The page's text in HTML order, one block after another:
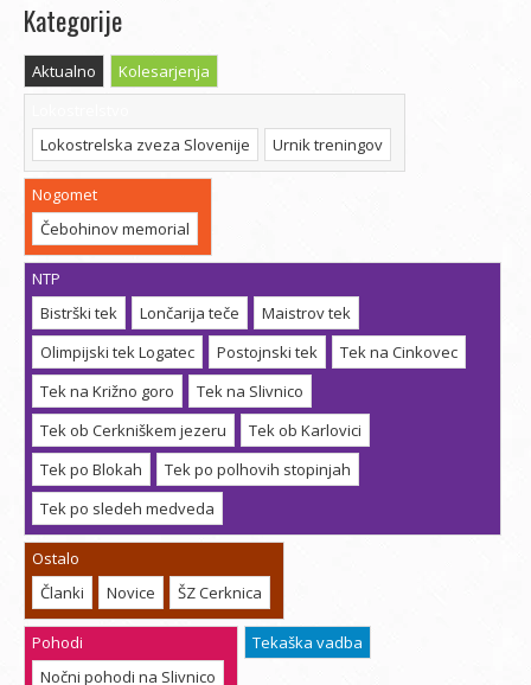
Kategorije
Aktualno
Kolesarjenja
Lokostrelska zveza Slovenije
Urnik treningov
Nogomet
Čebohinov memorial
NTP
Bistrški tek
Lončarija teče
Maistrov tek
Olimpijski tek Logatec
Postojnski tek
Tek na Cinkovec
Tek na Križno goro
Tek na Slivnico
Tek ob Cerkniškem jezeru
Tek ob Karlovici
Tek po Blokah
Tek po polhovih stopinjah
Tek po sledeh medveda
Ostalo
Članki
Novice ŠZ Cerknica
Pohodi
Nočni pohodi na Slivnico
Tekaška vadba